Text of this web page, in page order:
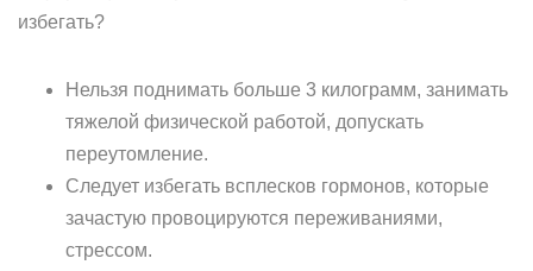
избегать?
Нельзя поднимать больше 3 килограмм, занимать
тяжелой физической работой, допускать
переутомление.
Следует избегать всплесков гормонов, которые
зачастую провоцируются переживаниями,
стрессом.